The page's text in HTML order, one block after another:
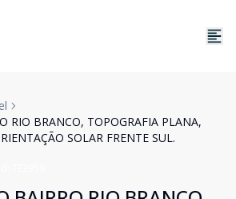
RIO BRANCO, TOPOGRAFIA PLANA,
SOLAR FRENTE SUL.